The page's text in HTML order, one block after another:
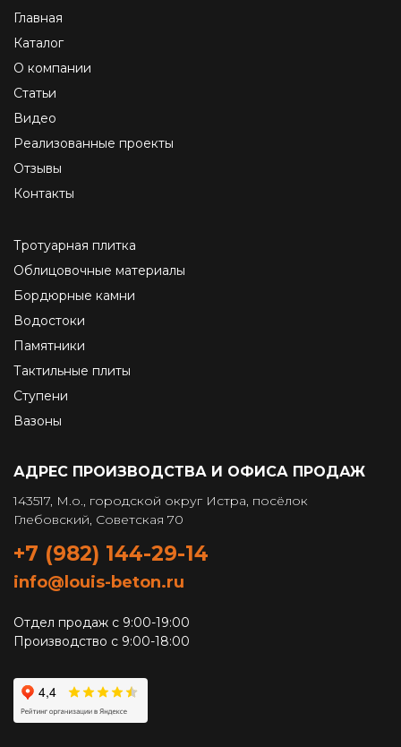
Главная
Каталог
О компании
Статьи
Видео
Реализованные проекты
Отзывы
Контакты
Тротуарная плитка
Облицовочные материалы
Бордюрные камни
Водостоки
Памятники
Тактильные плиты
Ступени
Вазоны
АДРЕС ПРОИЗВОДСТВА И ОФИСА ПРОДАЖ
143517, М.о., городской округ Истра, посёлок
Глебовский, Советская 70
+7 (982) 144-29-14
info@louis-beton.ru
Отдел продаж с 9:00-19:00
Производство с 9:00-18:00